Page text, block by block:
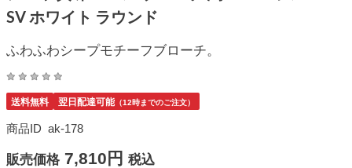
SV ホワイト ラウンド
ふわふわシープモチーフブローチ。
送料無料 翌日配達可能（12時までのご注文）
商品ID ak-178
販売価格 7,810円 税込